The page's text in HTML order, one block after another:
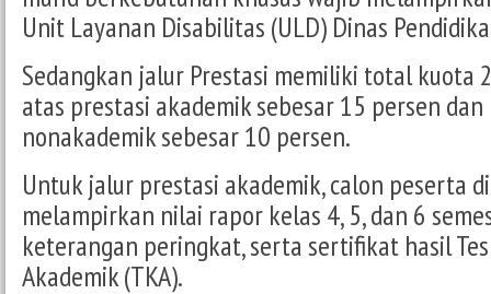
Unit Layanan Disabilitas (ULD) Dinas
Sedangkan jalur Prestasi memiliki total kuota
atas prestasi akademik sebesar 15 persen
nonakademik sebesar 10 persen.
Untuk jalur prestasi akademik, calon peserta
melampirkan nilai rapor kelas 4, 5, dan 6
keterangan peringkat, serta sertifikat hasil
Akademik (TKA).